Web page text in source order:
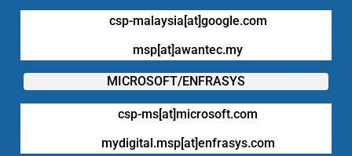
csp-malaysia[at]google.com
msp[at]awantec.my
MICROSOFT/ENFRASYS
csp-ms[at]microsoft.com
mydigital.msp[at]enfrasys.com